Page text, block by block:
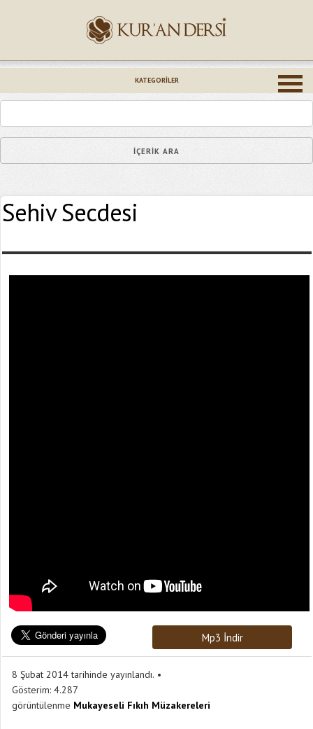
KATEGORILER
Sehiv Secdesi
Mp3 İndir
8 Şubat 2014 tarihinde yayınlandı.
Gösterim: 4.287
görüntülenme Mukayeseli Fıkıh Müzakereleri
Epostanız (*)
Yaşadığınız Hatanın Ayrıntıları